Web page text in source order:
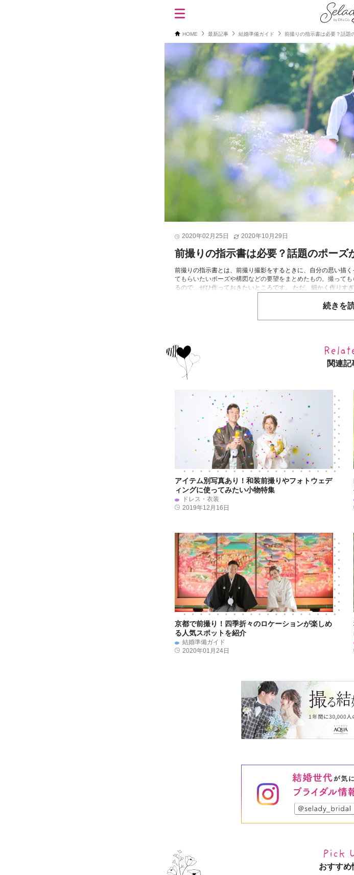
HOME 最新記事 結婚準備ガイド 前撮りの指示書は必要？話題
2020年02月25日 2020年10月29日
前撮りの指示書は必要？話題のポーズ
前撮りの指示書とは、前撮り撮影をするときに、自分の思い描
てもらいたいポーズや構図などの要望をまとめたもの。撮って
るので、ぜひ作っておきたいところです。 ただ、細かく作りす
続きを
関連記
アイテム別写真あり！和装前撮りやフォトウェデ
ィングに使ってみたい小物特集
ドレス・衣装
2019年12月16日
京都で前撮り！四季折々のロケーションが楽しめ
る人気スポットを紹介
結婚準備ガイド
2020年01月24日
おすすめ